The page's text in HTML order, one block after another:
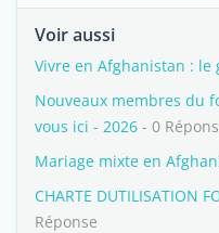
Voir aussi
Vivre en Afghanistan :
Nouveaux membres du
vous ici - 2026 - 0
Mariage mixte en
CHARTE DUTILISATION
Réponse